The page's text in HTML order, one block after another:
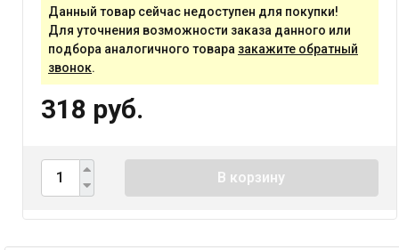
Данный товар сейчас недоступен для покупки!
Для уточнения возможности заказа данного или
подбора аналогичного товара закажите обратный
звонок.
318 руб.
В корзину